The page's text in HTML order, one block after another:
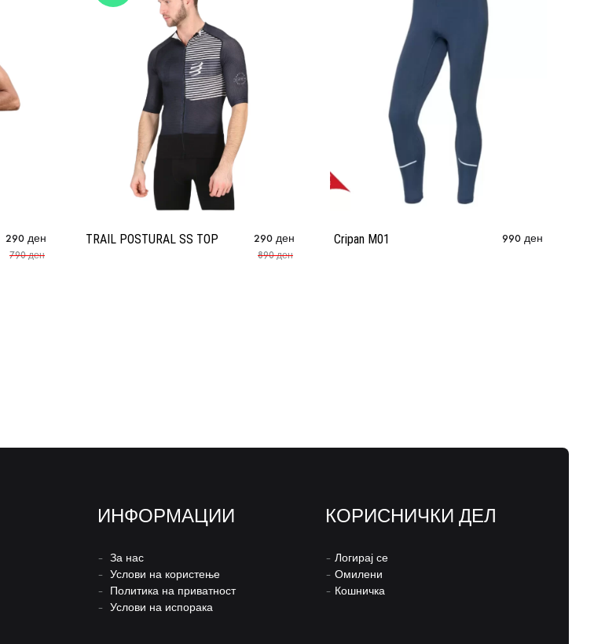
290 ден
790ден
TRAIL POSTURAL SS TOP 290 ден
890ден
Cripan M01 990 ден
ИНФОРМАЦИИ
– За нас
– Услови на користење
– Политика на приватност
– Услови на испорака
КОРИСНИЧКИ ДЕЛ
– Логирај се
– Омилени
– Кошничка